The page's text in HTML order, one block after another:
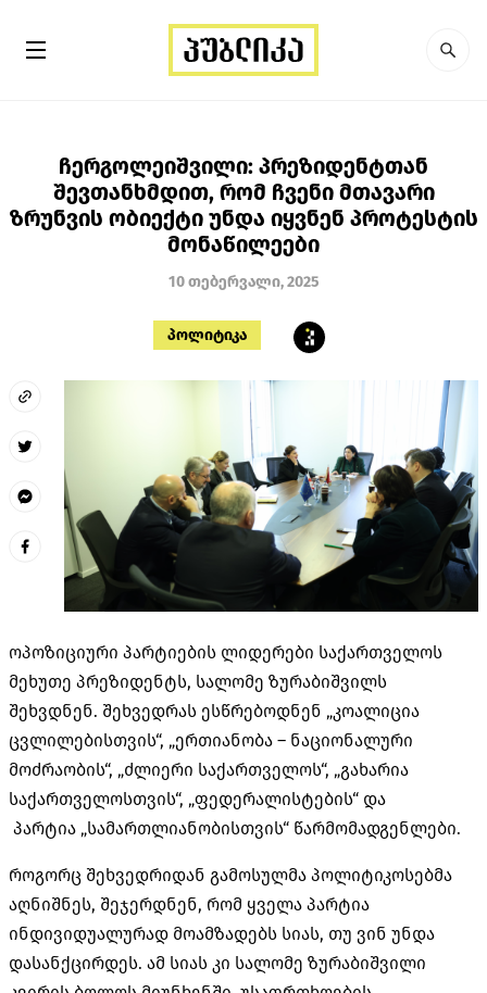
ჩერგოლეიშვილი: პრეზიდენტთან
შევთანხმდით, რომ ჩვენი მთავარი
ზრუნვის ობიექტი უნდა იყვნენ პროტესტის
მონაწილეები
10 თებერვალი, 2025
პოლიტიკა
ოპოზიციური პარტიების ლიდერები საქართველოს
მეხუთე პრეზიდენტს, სალომე ზურაბიშვილს
შეხვდნენ. შეხვედრას ესწრებოდნენ „კოალიცია
ცვლილებისთვის“, „ერთიანობა – ნაციონალური
მოძრაობის“, „ძლიერი საქართველოს“, „გახარია
საქართველოსთვის“, „ფედერალისტების“ და
პარტია „სამართლიანობისთვის“ წარმომადგენლები.
როგორც შეხვედრიდან გამოსულმა პოლიტიკოსებმა
აღნიშნეს, შეჯერდნენ, რომ ყველა პარტია
ინდივიდუალურად მოამზადებს სიას, თუ ვინ უნდა
დასანქცირდეს. ამ სიას კი სალომე ზურაბიშვილი